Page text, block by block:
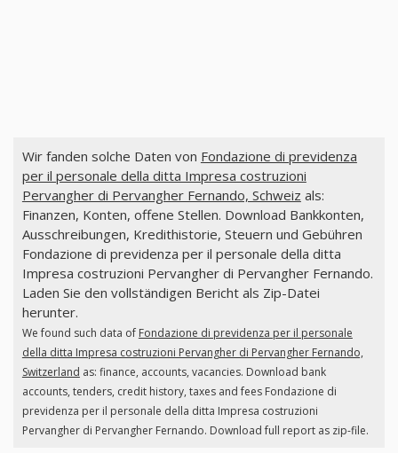
Wir fanden solche Daten von Fondazione di previdenza
per il personale della ditta Impresa costruzioni
Pervangher di Pervangher Fernando, Schweiz als:
Finanzen, Konten, offene Stellen. Download Bankkonten,
Ausschreibungen, Kredithistorie, Steuern und Gebühren
Fondazione di previdenza per il personale della ditta
Impresa costruzioni Pervangher di Pervangher Fernando.
Laden Sie den vollständigen Bericht als Zip-Datei
herunter.
We found such data of Fondazione di previdenza per il personale
della ditta Impresa costruzioni Pervangher di Pervangher Fernando,
Switzerland as: finance, accounts, vacancies. Download bank
accounts, tenders, credit history, taxes and fees Fondazione di
previdenza per il personale della ditta Impresa costruzioni
Pervangher di Pervangher Fernando. Download full report as zip-file.